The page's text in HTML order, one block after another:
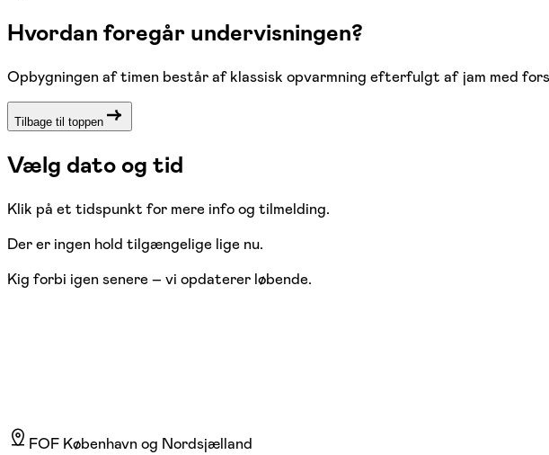
Hvordan foregår undervisningen?
Opbygningen af timen består af klassisk opvarmning efterfulgt af jam med
Tilbage til toppen
Vælg dato og tid
Klik på et tidspunkt for mere info og tilmelding.
Der er ingen hold tilgængelige lige nu.
Kig forbi igen senere – vi opdaterer løbende.
FOF København og Nordsjælland